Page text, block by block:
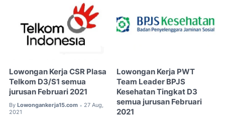
Lowongan Kerja CSR Plasa
Telkom D3/S1 semua
jurusan Februari 2021
By Lowongankerja15.com • 27 Aug,
2021
Lowongan Kerja PWT
Team Leader BPJS
Kesehatan Tingkat D3
semua jurusan Februari
2021